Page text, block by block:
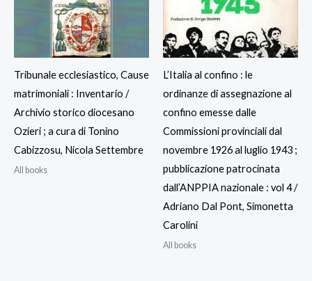
Tribunale ecclesiastico, Cause
matrimoniali : Inventario /
Archivio storico diocesano
Ozieri ; a cura di Tonino
Cabizzosu, Nicola Settembre
All books
L’Italia al confino : le
ordinanze di assegnazione al
confino emesse dalle
Commissioni provinciali dal
novembre 1926 al luglio 1943 ;
pubblicazione patrocinata
dall’ANPPIA nazionale : vol 4 /
Adriano Dal Pont, Simonetta
Carolini
All books